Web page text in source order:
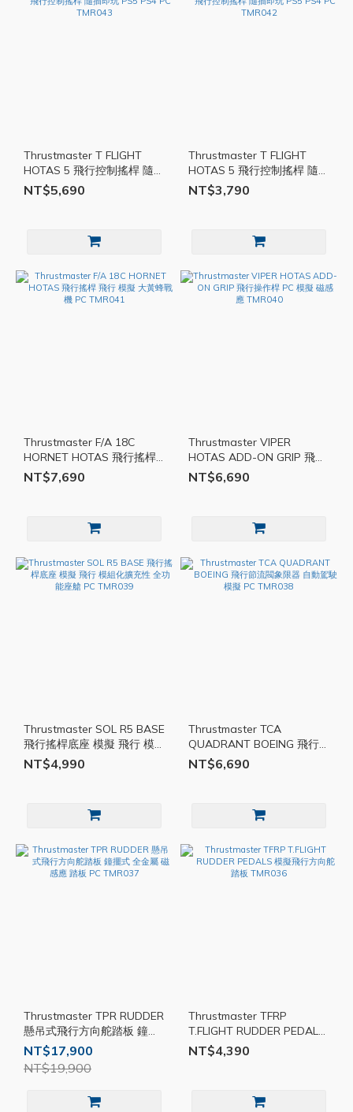
Thrustmaster T FLIGHT
HOTAS 5 飛行控制搖桿 隨插
即玩 PS5 PS4 PC TMR043
NT$5,690
Thrustmaster T FLIGHT
HOTAS 5 飛行控制搖桿 隨插
即玩 PS5 PS4 PC TMR042
NT$3,790
Thrustmaster F/A 18C
HORNET HOTAS 飛行搖桿
飛行 模擬 大黃蜂戰機 PC
TMR041
NT$7,690
Thrustmaster VIPER
HOTAS ADD-ON GRIP 飛行
操作桿 PC 模擬 磁感應
TMR040
NT$6,690
Thrustmaster SOL R5 BASE
飛行搖桿底座 模擬 飛行 模
組化擴充性 全功能座艙 PC
TMR039
NT$4,990
Thrustmaster TCA
QUADRANT BOEING 飛行
節流閥象限器 自動駕駛 模擬
PC TMR038
NT$6,690
Thrustmaster TPR RUDDER
懸吊式飛行方向舵踏板 鐘擺
式 全金屬 磁感應 踏板 PC
TMR037
NT$17,900
NT$19,900
Thrustmaster TFRP
T.FLIGHT RUDDER PEDALS
模擬飛行方向舵踏板
TMR036
NT$4,390